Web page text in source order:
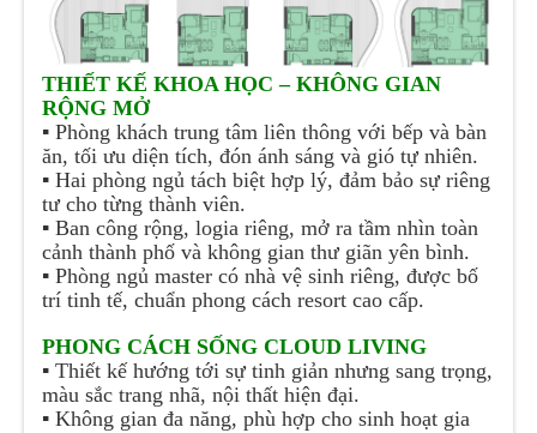
THIẾT KẾ KHOA HỌC – KHÔNG GIAN
RỘNG MỞ
▪️Phòng khách trung tâm liên thông với bếp và bàn
ăn, tối ưu diện tích, đón ánh sáng và gió tự nhiên.
▪️Hai phòng ngủ tách biệt hợp lý, đảm bảo sự riêng
tư cho từng thành viên.
▪️Ban công rộng, logia riêng, mở ra tầm nhìn toàn
cảnh thành phố và không gian thư giãn yên bình.
▪️Phòng ngủ master có nhà vệ sinh riêng, được bố
trí tinh tế, chuẩn phong cách resort cao cấp.
PHONG CÁCH SỐNG CLOUD LIVING
▪️Thiết kế hướng tới sự tinh giản nhưng sang trọng,
màu sắc trang nhã, nội thất hiện đại.
▪️Không gian đa năng, phù hợp cho sinh hoạt gia